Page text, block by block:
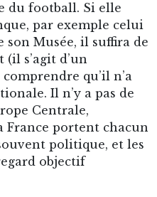
du football. Si elle
par exemple celui
Musée, il suffira de
s’agit d’un
qu’il n’a
Il n’y a pas de
Centrale,
France portent chacun
politique, et les
objectif